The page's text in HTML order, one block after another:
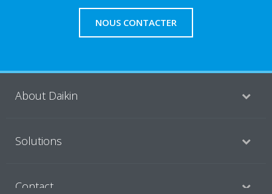
NOUS CONTACTER
About Daikin
Solutions
Contact